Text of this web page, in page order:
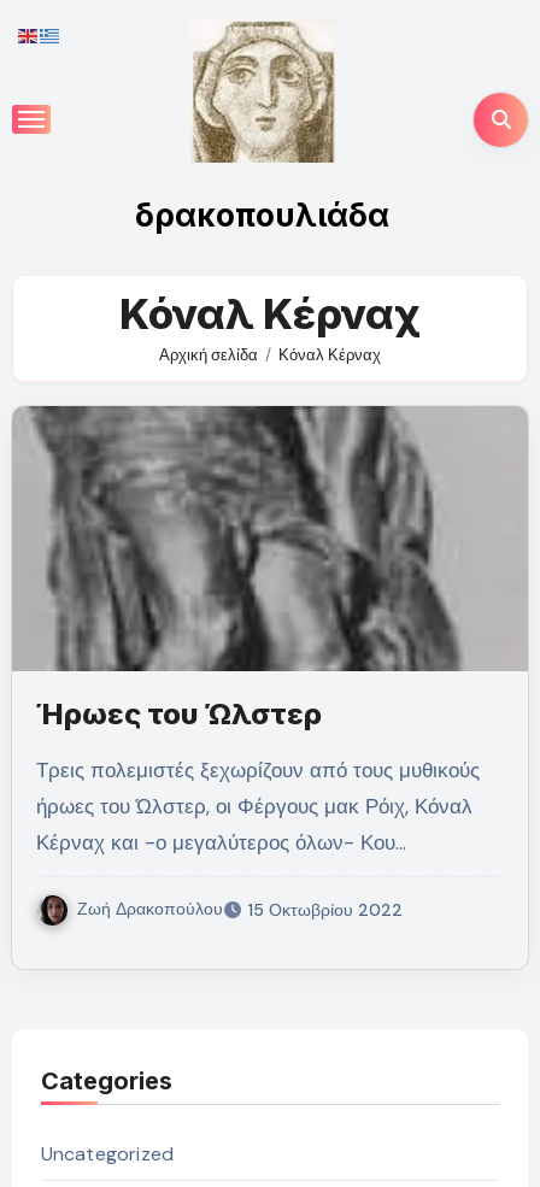
to
δρακοπουλιάδα
Κόναλ Κέρναχ
Αρχική σελίδα Κόναλ Κέρναχ
Ήρωες του Ώλστερ
Τρεις πολεμιστές ξεχωρίζουν από τους μυθικούς
ήρωες του Ώλστερ, οι Φέργους μακ Ρόιχ, Κόναλ
Κέρναχ και -ο μεγαλύτερος όλων- Κου…
Ζωή Δρακοπούλου 15 Οκτωβρίου 2022
Categories
Uncategorized